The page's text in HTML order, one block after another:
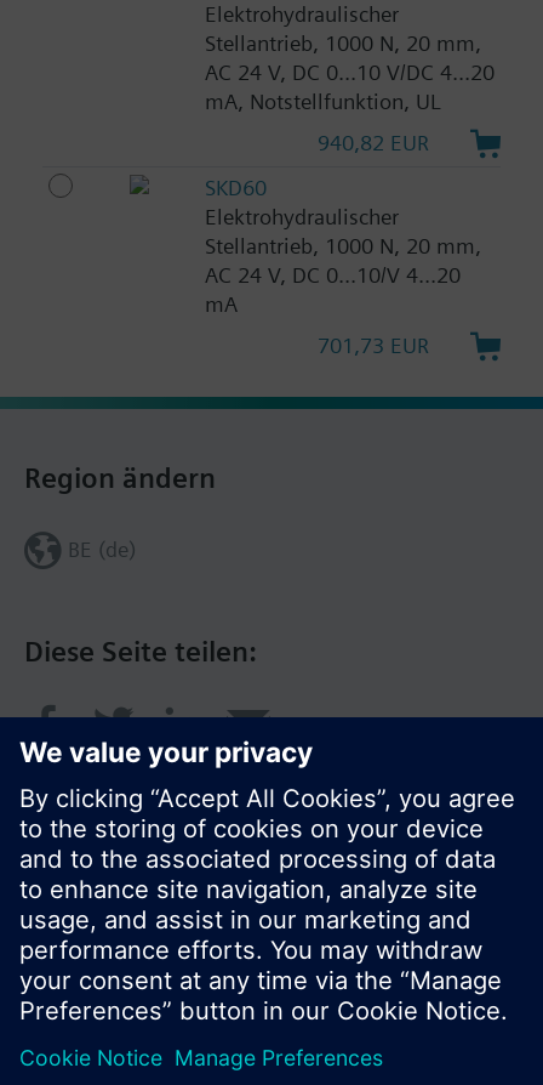
Elektrohydraulischer
Stellantrieb, 1000 N, 20 mm,
AC 24 V, DC 0...10 V/DC 4...20
mA, Notstellfunktion, UL
940,82 EUR
SKD60
Elektrohydraulischer
Stellantrieb, 1000 N, 20 mm,
AC 24 V, DC 0...10/V 4...20
mA
701,73 EUR
Diese Seite teilen:
Region ändern
BE (de)
© Siemens Schweiz AG 2017
Produktangebot und Preise können pro Land